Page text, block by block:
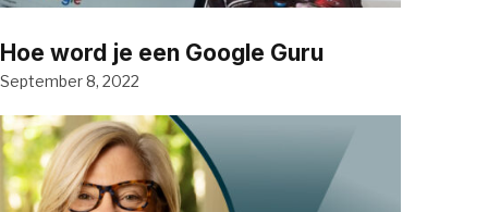
Hoe word je een Google Guru
September 8, 2022